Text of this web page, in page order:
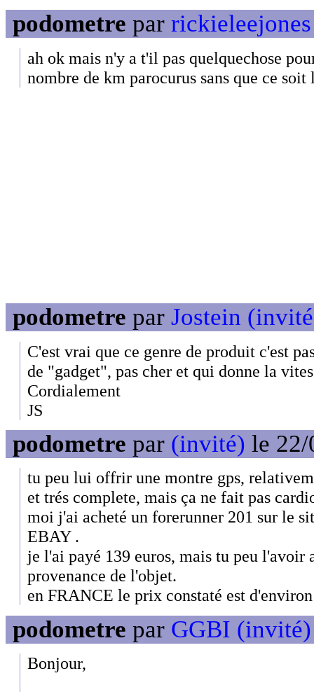
podometre par
ah ok mais n'y a t'il pas quelquechose
nombre de km parocurus sans que ce
podometre par Jostein
C'est vrai que ce genre de produit c'est
de "gadget", pas cher et qui donne la
Cordialement
JS
podometre par (invité) le 22/
tu peu lui offrir une montre gps,
et trés complete, mais ça ne fait pas
moi j'ai acheté un forerunner 201 sur le
EBAY .
je l'ai payé 139 euros, mais tu peu l'avoir
provenance de l'objet.
en FRANCE le prix constaté est
podometre par GGBI (invité)
Bonjour,